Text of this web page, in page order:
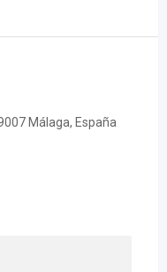
Málaga, España